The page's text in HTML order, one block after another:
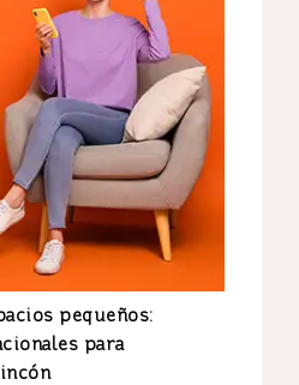
pequeños:
para